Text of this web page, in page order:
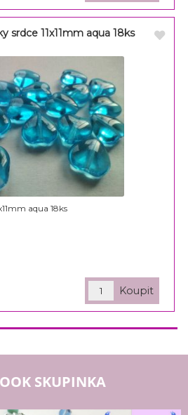
srdce 11x11mm aqua 18ks
aqua 18ks
SKUPINKA